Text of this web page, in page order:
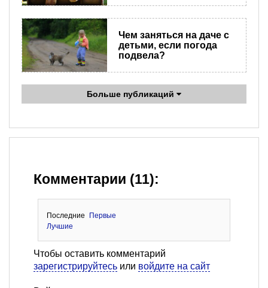
Чем заняться на даче с
детьми, если погода
подвела?
Больше публикаций
Комментарии (11):
Последние
Первые
Лучшие
Чтобы оставить комментарий
зарегистрируйтесь или войдите на сайт